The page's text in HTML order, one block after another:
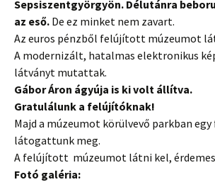
Sepsiszentgyörgyön. Délutánra
az eső. De ez minket nem zavart.
Az euros pénzből felújított múzeumot
A modernizált, hatalmas elektronikus
látványt mutattak.
Gábor Áron ágyúja is ki volt állítva.
Gratulálunk a felújítóknak!
Majd a múzeumot körülvevő parkban
látogattunk meg.
A felújított múzeumot látni kel,
Fotó galéria: